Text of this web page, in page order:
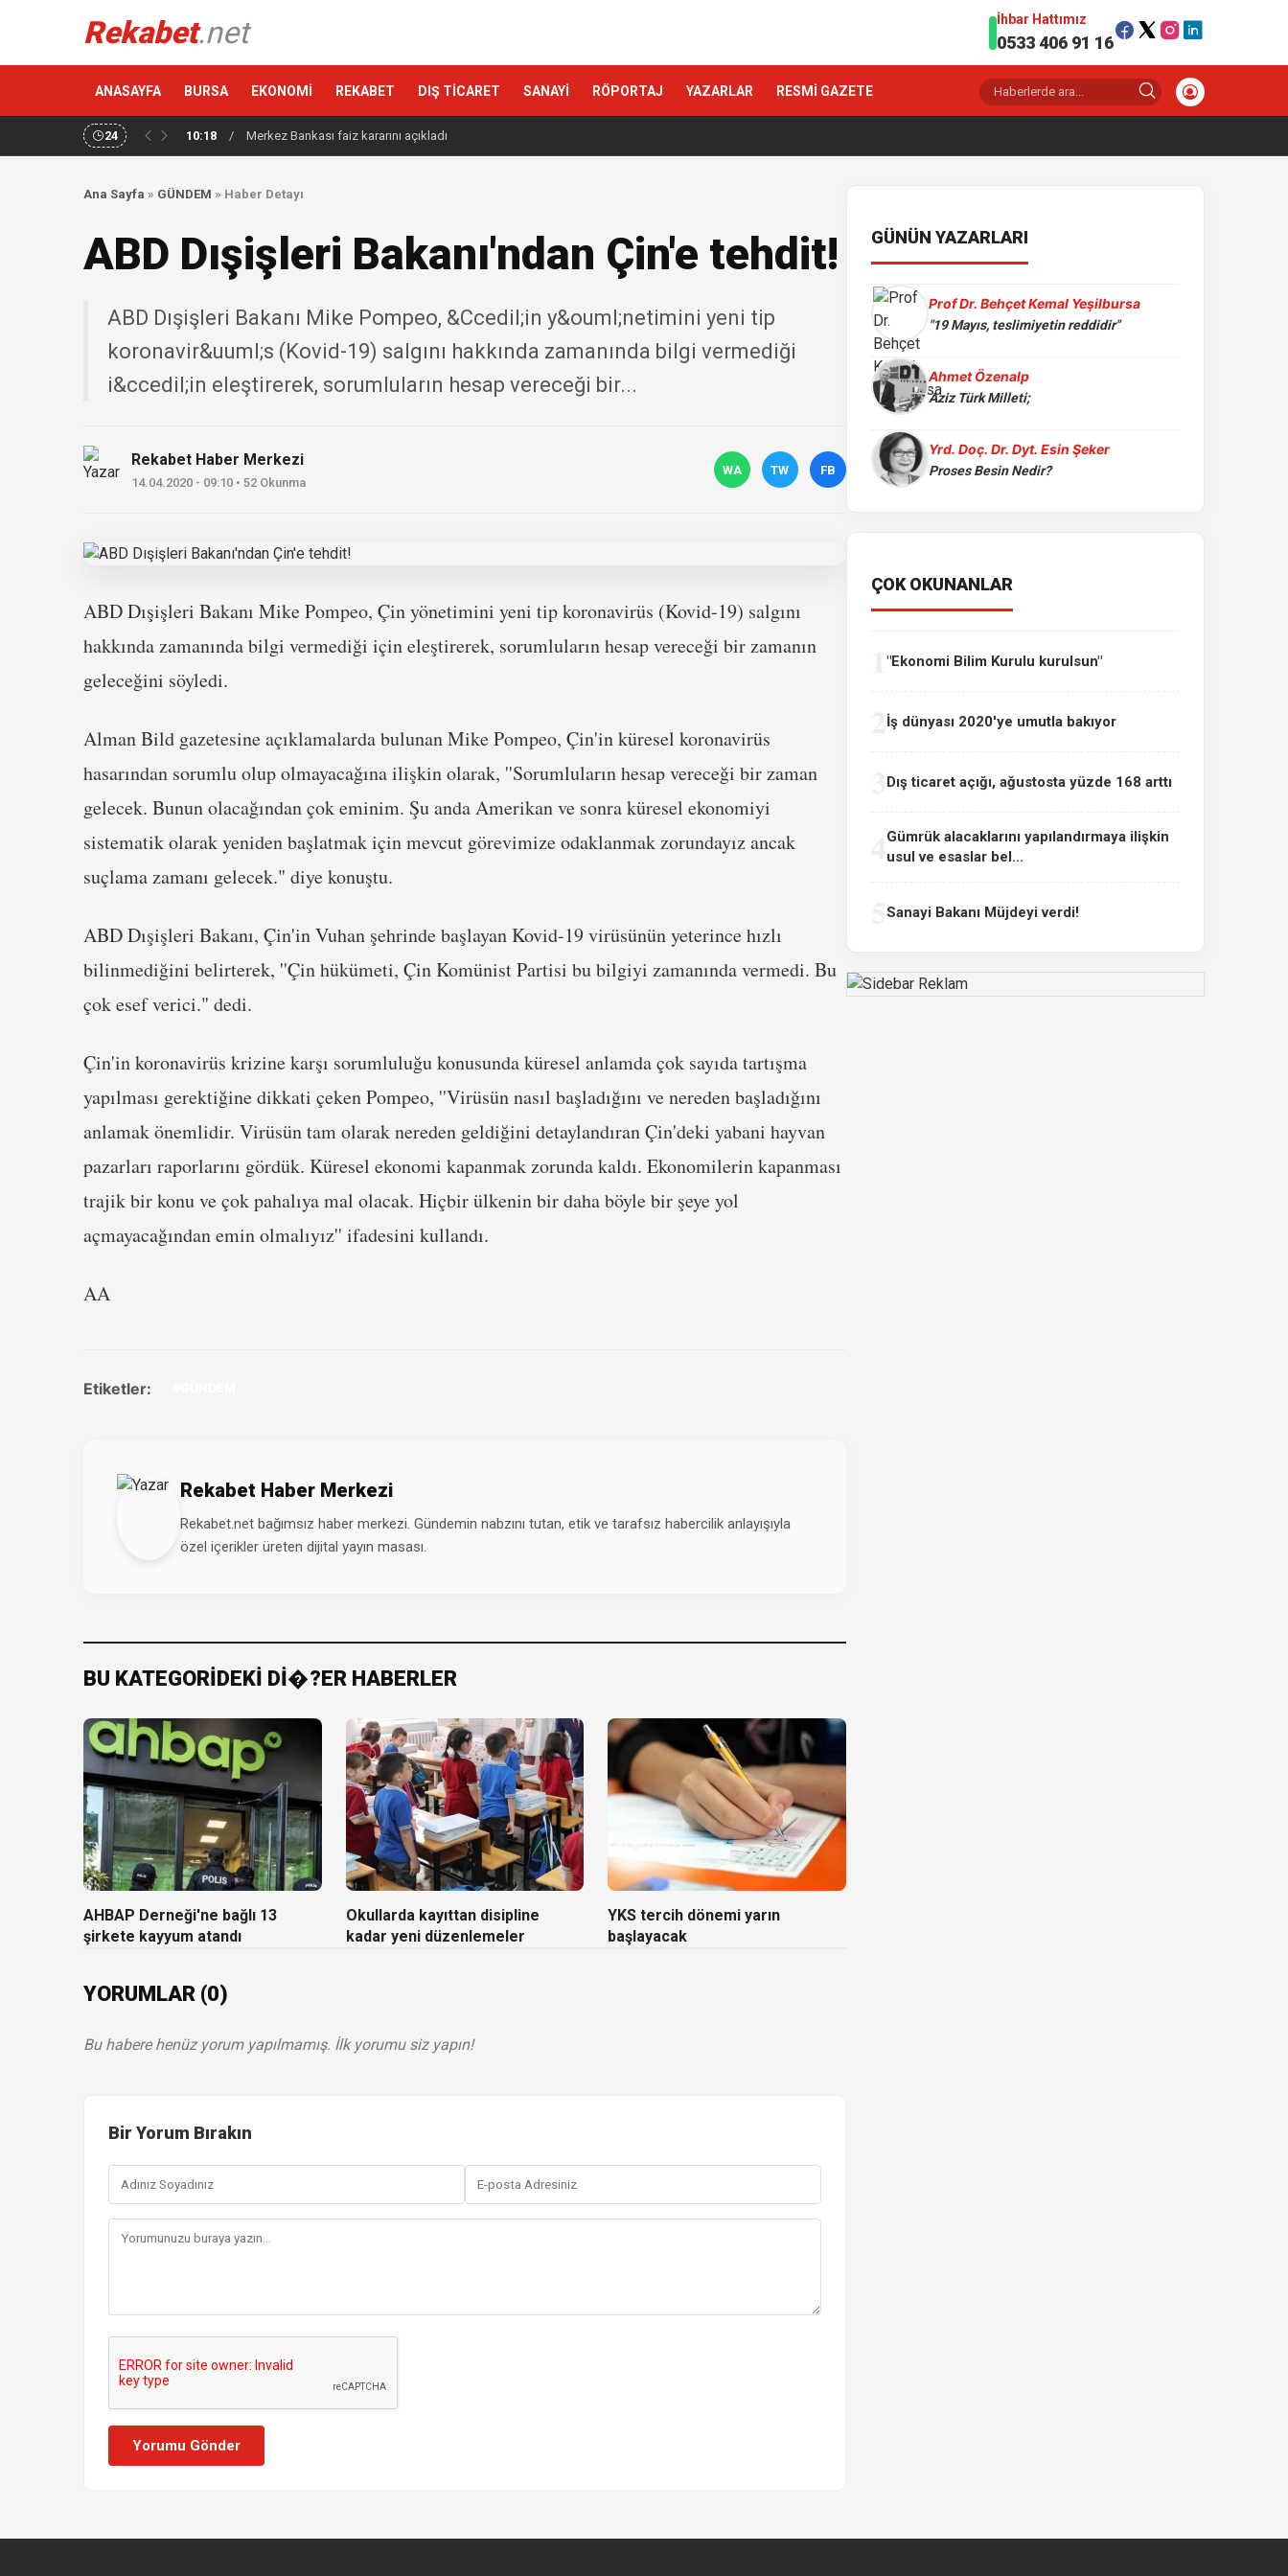
Rekabet.net İhbar Hattımız
0533 406 91 16
ANASAYFA BURSA EKONOMİ REKABET DIŞ TİCARET SANAYİ RÖPORTAJ YAZARLAR RESMİ GAZETE
24 10:18 / Merkez Bankası faiz kararını açıkladı
Ana Sayfa » GÜNDEM » Haber Detayı
ABD Dışişleri Bakanı'ndan Çin'e tehdit!
ABD Dışişleri Bakanı Mike Pompeo, &Ccedil;in y&ouml;netimini yeni tip
koronavir&uuml;s (Kovid-19) salgını hakkında zamanında bilgi vermediği
i&ccedil;in eleştirerek, sorumluların hesap vereceği bir...
Rekabet Haber Merkezi
14.04.2020 - 09:10 • 52 Okunma
WA TW FB
ABD Dışişleri Bakanı Mike Pompeo, Çin yönetimini yeni tip koronavirüs (Kovid-19) salgını
hakkında zamanında bilgi vermediği için eleştirerek, sorumluların hesap vereceği bir zamanın
geleceğini söyledi.
Alman Bild gazetesine açıklamalarda bulunan Mike Pompeo, Çin'in küresel koronavirüs
hasarından sorumlu olup olmayacağına ilişkin olarak, ''Sorumluların hesap vereceği bir zaman
gelecek. Bunun olacağından çok eminim. Şu anda Amerikan ve sonra küresel ekonomiyi
sistematik olarak yeniden başlatmak için mevcut görevimize odaklanmak zorundayız ancak
suçlama zamanı gelecek." diye konuştu.
ABD Dışişleri Bakanı, Çin'in Vuhan şehrinde başlayan Kovid-19 virüsünün yeterince hızlı
bilinmediğini belirterek, ''Çin hükümeti, Çin Komünist Partisi bu bilgiyi zamanında vermedi. Bu
çok esef verici." dedi.
Çin'in koronavirüs krizine karşı sorumluluğu konusunda küresel anlamda çok sayıda tartışma
yapılması gerektiğine dikkati çeken Pompeo, ''Virüsün nasıl başladığını ve nereden başladığını
anlamak önemlidir. Virüsün tam olarak nereden geldiğini detaylandıran Çin'deki yabani hayvan
pazarları raporlarını gördük. Küresel ekonomi kapanmak zorunda kaldı. Ekonomilerin kapanması
trajik bir konu ve çok pahalıya mal olacak. Hiçbir ülkenin bir daha böyle bir şeye yol
açmayacağından emin olmalıyız'' ifadesini kullandı.
AA
Etiketler:
Rekabet Haber Merkezi
Rekabet.net bağımsız haber merkezi. Gündemin nabzını tutan, etik ve tarafsız habercilik anlayışıyla
özel içerikler üreten dijital yayın masası.
BU KATEGORİDEKİ Dİ�?ER HABERLER
AHBAP Derneği'ne bağlı 13
şirkete kayyum atandı
Okullarda kayıttan disipline
kadar yeni düzenlemeler
YKS tercih dönemi yarın
başlayacak
YORUMLAR (0)
Bu habere henüz yorum yapılmamış. İlk yorumu siz yapın!
Bir Yorum Bırakın
Yorumu Gönder
GÜNÜN YAZARLARI
Prof Dr. Behçet Kemal Yeşilbursa
"19 Mayıs, teslimiyetin reddidir"
Ahmet Özenalp
Aziz Türk Milleti;
Yrd. Doç. Dr. Dyt. Esin Şeker
Proses Besin Nedir?
ÇOK OKUNANLAR
"Ekonomi Bilim Kurulu kurulsun"
İş dünyası 2020'ye umutla bakıyor
Dış ticaret açığı, ağustosta yüzde 168 arttı
Gümrük alacaklarını yapılandırmaya ilişkin
usul ve esaslar bel...
Sanayi Bakanı Müjdeyi verdi!